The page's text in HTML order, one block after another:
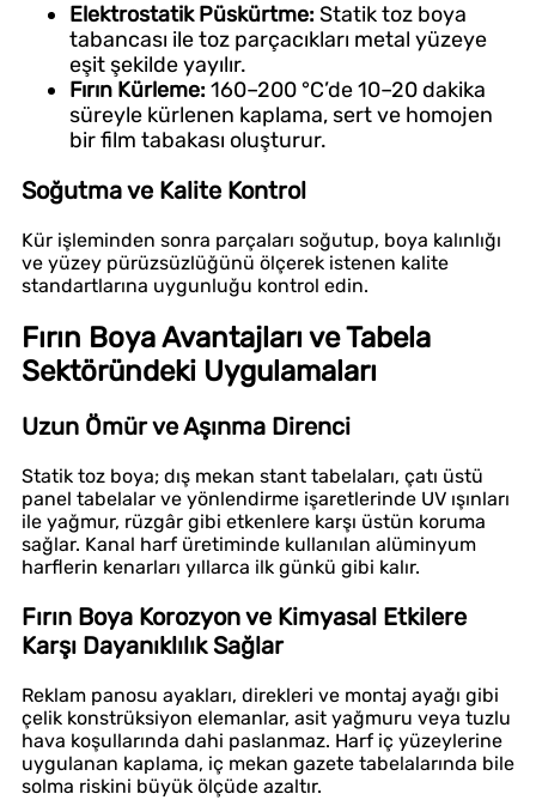
Elektrostatik Püskürtme: Statik toz boya
tabancası ile toz parçacıkları metal yüzeye
eşit şekilde yayılır.
Fırın Kürleme: 160–200 °C’de 10–20 dakika
süreyle kürlenen kaplama, sert ve homojen
bir film tabakası oluşturur.
Soğutma ve Kalite Kontrol
Kür işleminden sonra parçaları soğutup, boya kalınlığı
ve yüzey pürüzsüzlüğünü ölçerek istenen kalite
standartlarına uygunluğu kontrol edin.
Fırın Boya Avantajları ve Tabela
Sektöründeki Uygulamaları
Uzun Ömür ve Aşınma Direnci
Statik toz boya; dış mekan stant tabelaları, çatı üstü
panel tabelalar ve yönlendirme işaretlerinde UV ışınları
ile yağmur, rüzgâr gibi etkenlere karşı üstün koruma
sağlar. Kanal harf üretiminde kullanılan alüminyum
harflerin kenarları yıllarca ilk günkü gibi kalır.
Fırın Boya Korozyon ve Kimyasal Etkilere
Karşı Dayanıklılık Sağlar
Reklam panosu ayakları, direkleri ve montaj ayağı gibi
çelik konstrüksiyon elemanlar, asit yağmuru veya tuzlu
hava koşullarında dahi paslanmaz. Harf iç yüzeylerine
uygulanan kaplama, iç mekan gazete tabelalarında bile
solma riskini büyük ölçüde azaltır.